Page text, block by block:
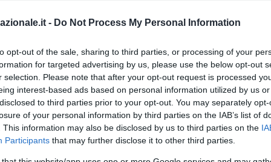
- Do Not Process My Personal Information
opt-out of the sale, sharing to third parties, or processing of your
for targeted advertising by us, please use the below opt-out
selection. Please note that after your opt-out request is processed
interest-based ads based on personal information utilized by us
to third parties prior to your opt-out. You may separately
of your personal information by third parties on the IAB’s list of
This information may also be disclosed by us to third parties on the
Participants that may further disclose it to other third parties.
aziende come Parmalat, Enron o Lehman Brothers. La stessa
e la Guardia di finanza contestano a S&P anche
Italiana un danno patrimoniale di rilevantissima gravitá”
agenzia ci viene a dire che la minaccia al nostrorating , che
gestiscono, potrebbe arrivare esclusivamente da una cattiva
immigratoria dovuta per lo più alle divisioni politiche esistenti tra
& Poor’s è che nazionalismi e populismi potrebbero crescere